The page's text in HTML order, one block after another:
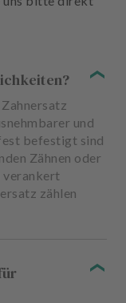
und
befestigt sind
Zähnen oder
verankert
zählen